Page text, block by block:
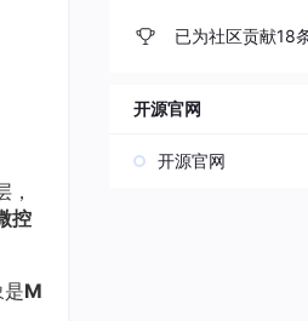
控
M
已为社区贡献18
开源官网
开源官网